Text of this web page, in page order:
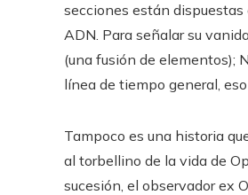
secciones están dispuestas
ADN. Para señalar su
(una fusión de elementos);
línea de tiempo general,
Tampoco es una historia
al torbellino de la vida de
sucesión, el observador ex